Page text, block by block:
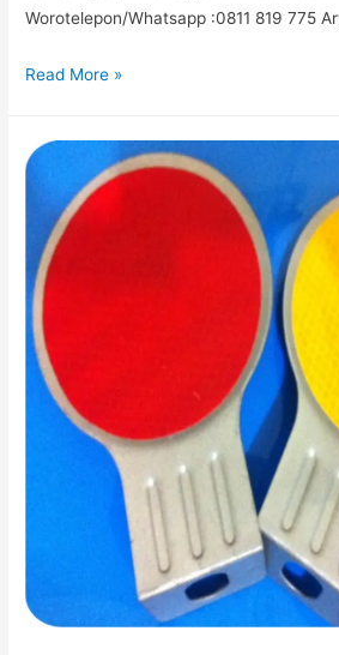
Worotelepon/Whatsapp :0811 819 775
GUARDRAIL
Read More »